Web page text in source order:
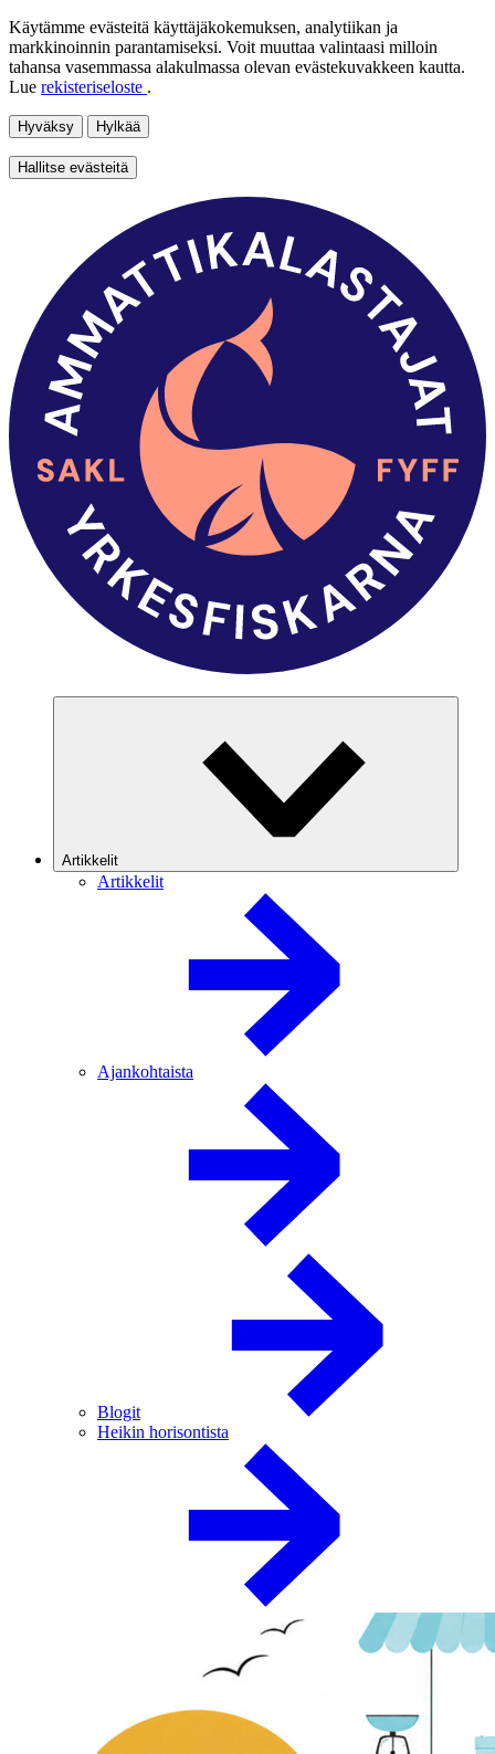
Käytämme evästeitä käyttäjäkokemuksen, analytiikan ja
markkinoinnin parantamiseksi. Voit muuttaa valintaasi milloin
tahansa vasemmassa alakulmassa olevan evästekuvakkeen kautta.
Lue rekisteriseloste .
Hyväksy Hylkää
Hallitse evästeitä
Artikkelit
Artikkelit
Ajankohtaista
Blogit
Heikin horisontista